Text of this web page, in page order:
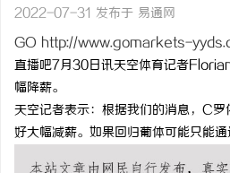
2022-07-31 发布于 易通网
GO http://www.gomarkets-
直播吧7月30日讯天空体育记者
幅降薪。
天空记者表示：根据我们的消息，C
好大幅减薪。如果回归葡体可能只能通